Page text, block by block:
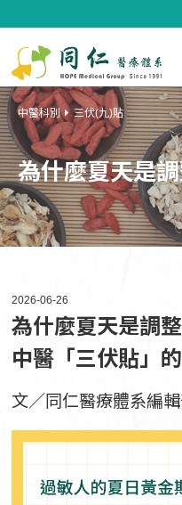
中醫科別 三伏(九)貼
為什麼夏天是
2026-06-26
為什麼夏天是調
中醫「三伏貼」
文／同仁醫療體系編